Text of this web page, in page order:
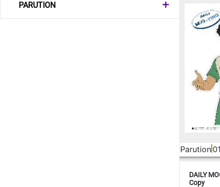
PARUTION
Parution
DAILY
Copy